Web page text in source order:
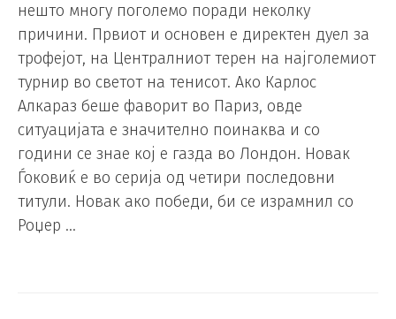
нешто многу поголемо поради неколку
причини. Првиот и основен е директен дуел за
трофејот, на Централниот терен на најголемиот
турнир во светот на тенисот. Ако Карлос
Алкараз беше фаворит во Париз, овде
ситуацијата е значително поинаква и со
години се знае кој е газда во Лондон. Новак
Ѓоковиќ е во серија од четири последовни
титули. Новак ако победи, би се израмнил со
Роџер …